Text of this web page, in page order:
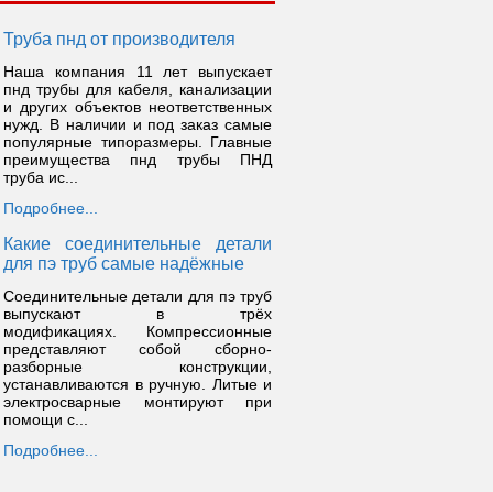
Труба пнд от производителя
Наша компания 11 лет выпускает
пнд трубы для кабеля, канализации
и других объектов неответственных
нужд. В наличии и под заказ самые
популярные типоразмеры. Главные
преимущества пнд трубы ПНД
труба ис...
Подробнее...
Какие соединительные детали
для пэ труб самые надёжные
Соединительные детали для пэ труб
выпускают в трёх
модификациях. Компрессионные
представляют собой сборно-
разборные конструкции,
устанавливаются в ручную. Литые и
электросварные монтируют при
помощи с...
Подробнее...